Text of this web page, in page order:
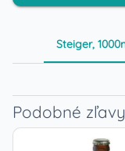
Steiger,
Podobné zľavy